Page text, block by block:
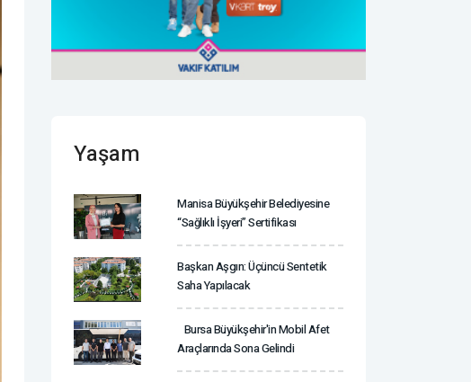
Yaşam
Manisa Büyükşehir Belediyesine
“Sağlıklı İşyeri” Sertifikası
Başkan Aşgın: Üçüncü Sentetik
Saha Yapılacak
Bursa Büyükşehir'in Mobil Afet
Araçlarında Sona Gelindi